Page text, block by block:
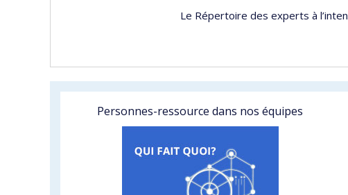
Le Répertoire des experts à
Personnes-ressource dans nos équipes